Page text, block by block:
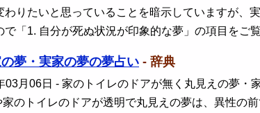
わりたいと思っていることを暗示していますが、
「1. 自分が死ぬ状況が印象的な夢」の項目をご覧
夢・実家の夢の夢占い - 辞典
03月06日 - 家のトイレのドアが無く丸見えの夢・
家のトイレのドアが透明で丸見えの夢は、異性の